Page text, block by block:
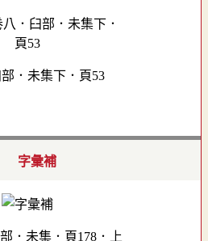
．未集下．頁53
字彙補